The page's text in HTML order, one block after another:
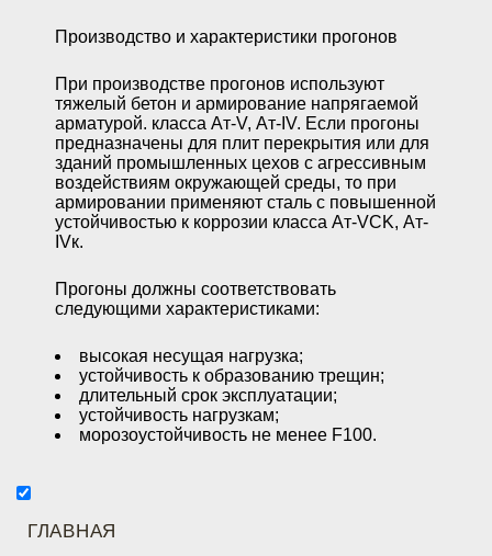
Производство и характеристики прогонов
При производстве прогонов используют
тяжелый бетон и армирование напрягаемой
арматурой. класса Ат-V, Ат-IV. Если прогоны
предназначены для плит перекрытия или для
зданий промышленных цехов с агрессивным
воздействиям окружающей среды, то при
армировании применяют сталь с повышенной
устойчивостью к коррозии класса Ат-VCK, Ат-
IVк.
Прогоны должны соответствовать
следующими характеристиками:
высокая несущая нагрузка;
устойчивость к образованию трещин;
длительный срок эксплуатации;
устойчивость нагрузкам;
морозоустойчивость не менее F100.
ГЛАВНАЯ